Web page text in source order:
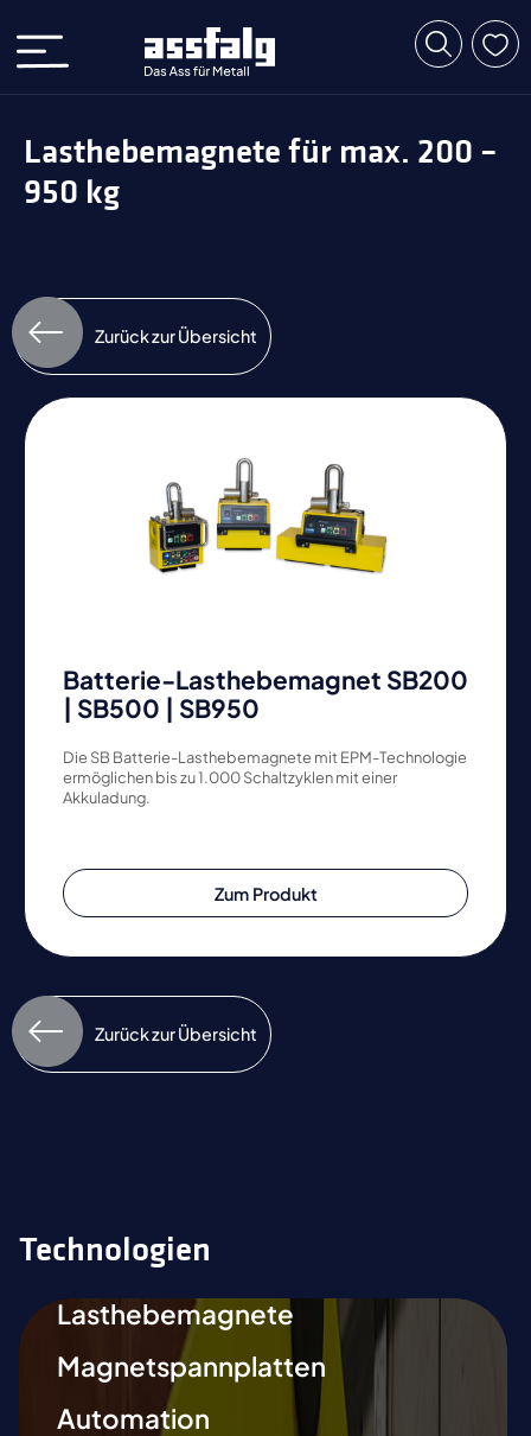
Lasthebemagnete für max. 200 –
950 kg
Zurück zur Übersicht
Batterie-Lasthebemagnet SB200
| SB500 | SB950
Die SB Batterie-Lasthebemagnete mit EPM-Technologie
ermöglichen bis zu 1.000 Schaltzyklen mit einer
Akkuladung.
Zum Produkt
Zurück zur Übersicht
Technologien
Lasthebemagnete
Magnetspannplatten
Automation